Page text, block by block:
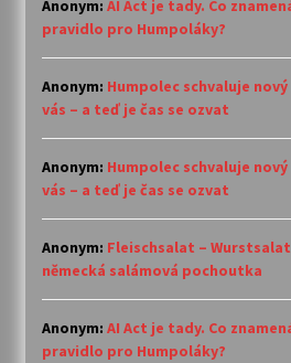
Anonym: AI Act je tady. Co
pravidlo pro Humpoláky?
Anonym: Humpolec schvaluje
vás – a teď je čas se ozvat
Anonym: Humpolec schvaluje
vás – a teď je čas se ozvat
Anonym: Fleischsalat –
německá salámová pochoutka
Anonym: AI Act je tady. Co
pravidlo pro Humpoláky?